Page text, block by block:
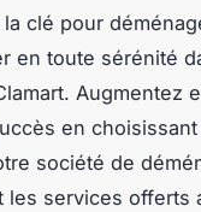
clé pour
en toute sérénité
Augmentez
en choisissant
société de
les services offerts